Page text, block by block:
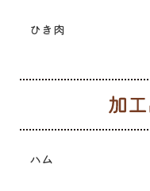
ひき肉
ハム